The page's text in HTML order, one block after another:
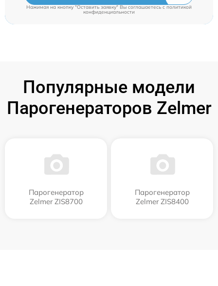
Нажимая на кнопку "Оставить заявку" Вы соглашаетесь c политикой
конфиденциальности
Популярные модели
Парогенераторов Zelmer
Парогенератор
Zelmer ZIS8700
Парогенератор
Zelmer ZIS8400